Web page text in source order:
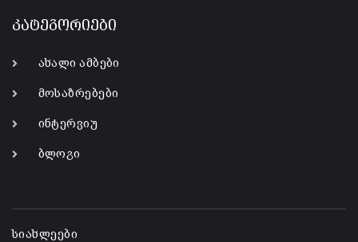
კატეგორიები
ახალი ამბები
მოსაზრებები
ინტერვიუ
ბლოგი
სიახლეები